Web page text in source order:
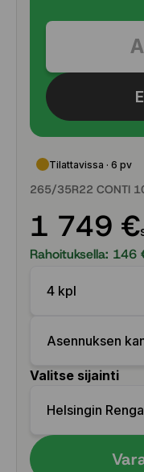
Tilattavissa · 6 pv
265/35R22 CONTI
1 749 €
Rahoituksella: 146
4 kpl
Asennuksen
Valitse sijainti
Helsingin